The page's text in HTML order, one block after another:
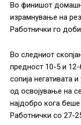
Во финишот
израмнување на
Работнички го
Во следниот
предност 10-5 и 12-
сопија негативата
од освојување на
најдобро кога
Работнички со 27-